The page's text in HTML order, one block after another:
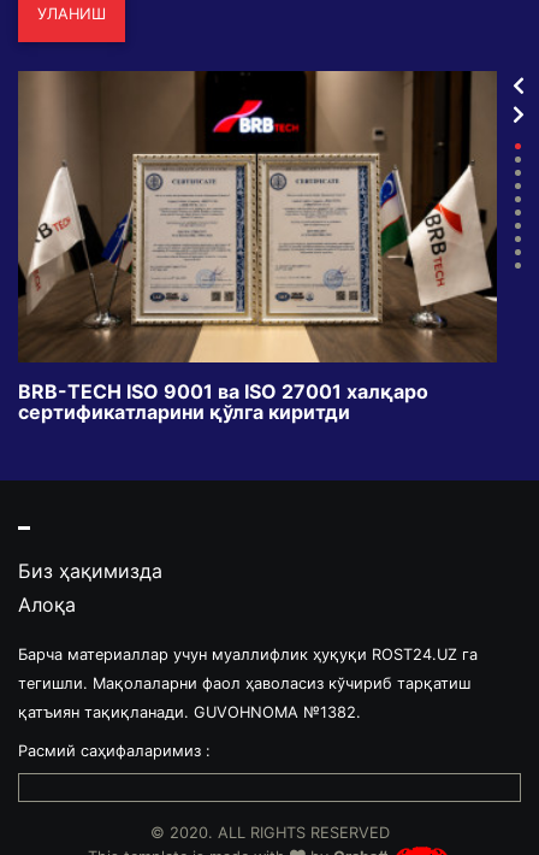
УЛАНИШ
BRB-TECH ISO 9001 ва ISO 27001 халқаро
сертификатларини қўлга киритди
Биз ҳақимизда
Алоқа
Барча материаллар учун муаллифлик ҳуқуқи ROST24.UZ га
тегишли. Мақолаларни фаол ҳаволасиз кўчириб тарқатиш
қатъиян тақиқланади. GUVOHNOMA №1382.
Расмий саҳифаларимиз :
© 2020. ALL RIGHTS RESERVED